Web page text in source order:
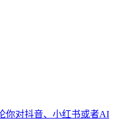
你对抖音、小红书或者AI